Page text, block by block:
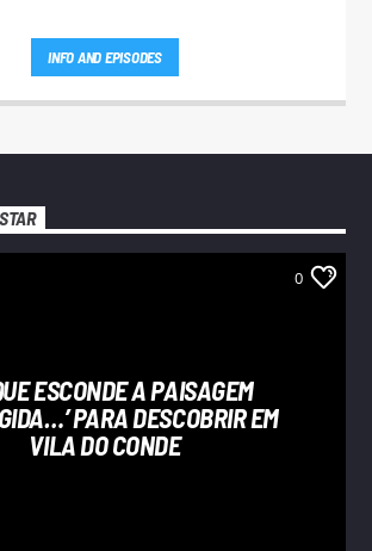
INFO AND EPISODES
0
ESCONDE A PAISAGEM
PARA DESCOBRIR EM
VILA DO CONDE